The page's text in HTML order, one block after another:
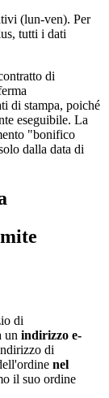
(lun-ven). Per
tutti i dati
di
di stampa, poiché
eseguibile. La
"bonifico
dalla data di
di
un indirizzo e-
di
nel
il suo ordine